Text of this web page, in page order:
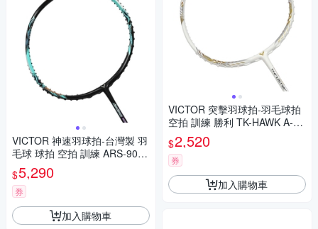
VICTOR 神速羽球拍-台灣製 羽
毛球 球拍 空拍 訓練 ARS-90K
METALLIC-R-3U 黑白綠紫銀
$5,290
券
加入購物車
VICTOR 突擊羽球拍-羽毛球拍
空拍 訓練 勝利 TK-HAWK A-4U
G5 白金銀
$2,520
券
加入購物車